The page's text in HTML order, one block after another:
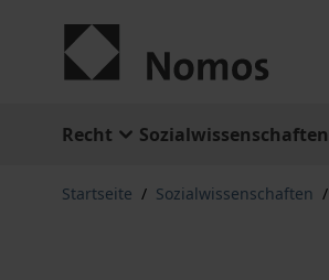
Recht Sozialwissenschaften
Startseite / Sozialwissenschaften /